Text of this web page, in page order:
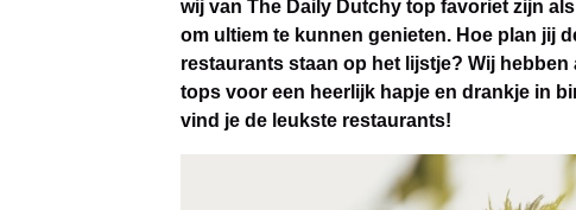
wij van The Daily Dutchy top favoriet zijn
om ultiem te kunnen genieten. Hoe plan jij
restaurants staan op het lijstje? Wij
tops voor een heerlijk hapje en drankje in
vind je de leukste restaurants!